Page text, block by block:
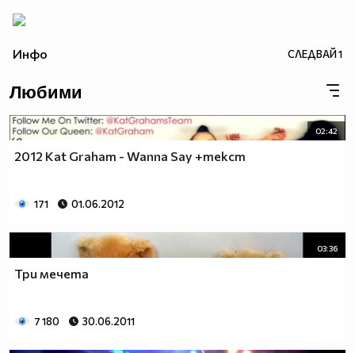
Инфо СЛЕДВАЙ1
Любими
02:42
2012 Kat Graham - Wanna Say +текст
171 01.06.2012
03:36
Три мечета
7 180 30.06.2011